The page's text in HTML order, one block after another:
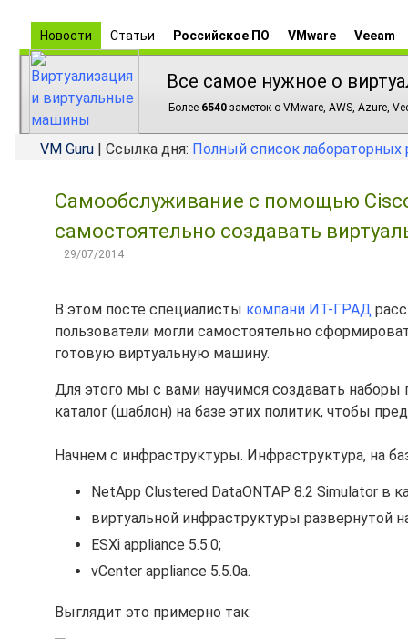
Новости Статьи Российское ПО VMware Veeam
Все самое нужное о
Более 6540 заметок о VMware, AWS, Azure,
VM Guru | Ссылка дня: Полный список лабораторных
Самообслуживание с помощью
самостоятельно создавать
29/07/2014
В этом посте специалисты компани ИТ-ГРАД
пользователи могли самостоятельно
готовую виртуальную машину.
Для этого мы с вами научимся создавать наборы
каталог (шаблон) на базе этих политик, чтобы
Начнем с инфраструктуры. Инфраструктура, на
NetApp Clustered DataONTAP 8.2 Simulator в
виртуальной инфраструктуры развернутой
ESXi appliance 5.5.0;
vCenter appliance 5.5.0a.
Выглядит это примерно так: